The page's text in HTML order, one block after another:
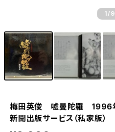
1 /9
梅田英俊 嘘曼陀羅 1996
新聞出版サービス（私家版）